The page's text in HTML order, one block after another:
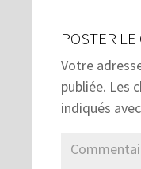
POSTER
Votre
publiée. Les
indiqués avec